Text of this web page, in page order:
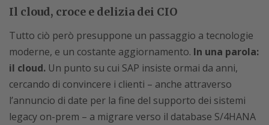
Il cloud, croce e delizia dei CIO
Tutto ciò però presuppone un passaggio a tecnologie
moderne, e un costante aggiornamento. In una parola:
il cloud. Un punto su cui SAP insiste ormai da anni,
cercando di convincere i clienti – anche attraverso
l’annuncio di date per la fine del supporto dei sistemi
legacy on-prem – a migrare verso il database S/4HANA